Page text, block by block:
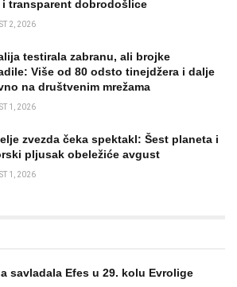
i transparent dobrodošlice
2, 2026
testirala zabranu, ali brojke
Više od 80 odsto tinejdžera i dalje
na društvenim mrežama
1, 2026
zvezda čeka spektakl: Šest planeta i
pljusak obeležiće avgust
1, 2026
savladala Efes u 29. kolu Evrolige